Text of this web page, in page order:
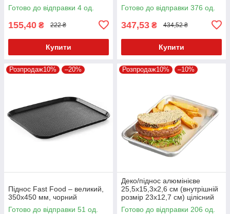
Готово до відправки 4 од.
155,40 ₴ 222 ₴
Купити
Готово до відправки 376 од.
347,53 ₴ 434,52 ₴
Купити
Розпродаж10% –20%
Піднос Fast Food – великий,
350x450 мм, чорний
Готово до відправки 51 од.
Розпродаж10% –10%
Деко/піднос алюмінієве
25,5х15,3х2,6 см (внутрішній
розмір 23х12,7 см) цілісний
Kaap-prof
Готово до відправки 206 од.